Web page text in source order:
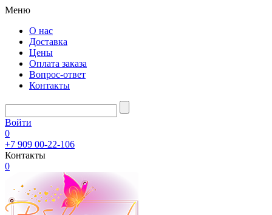
Меню
О нас
Доставка
Цены
Оплата заказа
Вопрос-ответ
Контакты
Войти
0
+7 909 00-22-106
Контакты
0